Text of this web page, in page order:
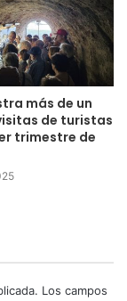
más de un
de turistas
trimestre de
Los campos